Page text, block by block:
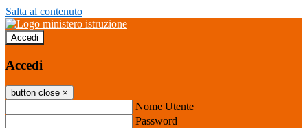
Salta al contenuto
Accedi
Accedi
button close ×
Nome Utente
Password